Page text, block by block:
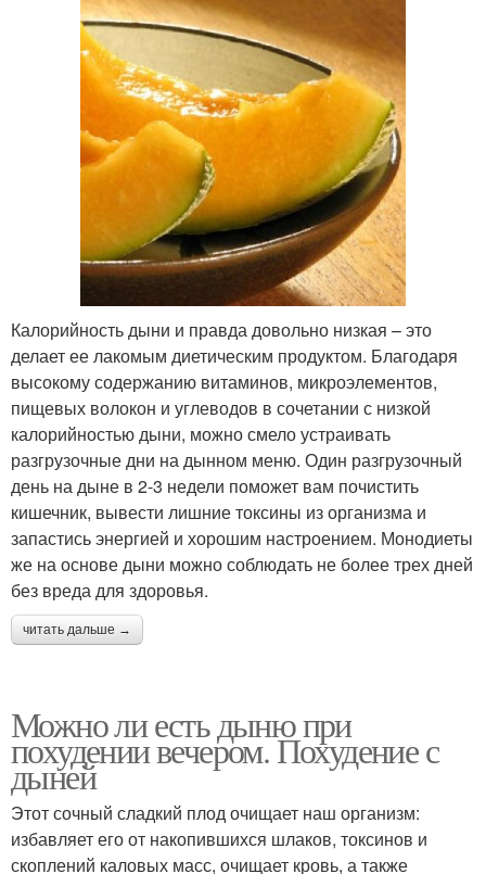
Калорийность дыни и правда довольно низкая – это
делает ее лакомым диетическим продуктом. Благодаря
высокому содержанию витаминов, микроэлементов,
пищевых волокон и углеводов в сочетании с низкой
калорийностью дыни, можно смело устраивать
разгрузочные дни на дынном меню. Один разгрузочный
день на дыне в 2-3 недели поможет вам почистить
кишечник, вывести лишние токсины из организма и
запастись энергией и хорошим настроением. Монодиеты
же на основе дыни можно соблюдать не более трех дней
без вреда для здоровья.
читать дальше →
Можно ли есть дыню при
похудении вечером. Похудение с
дыней
Этот сочный сладкий плод очищает наш организм:
избавляет его от накопившихся шлаков, токсинов и
скоплений каловых масс, очищает кровь, а также